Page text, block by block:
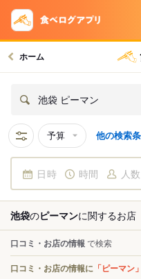
ホーム
池袋 ピーマン
予算 他の検索
日時 時間 人数
池袋のピーマンに関するお店
口コミ・お店の情報 で検索
口コミ・お店の情報に 「ピーマン」